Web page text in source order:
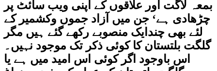
بمعہ لاگت اور علاقوں کے اپنی ویب سائٹ پر
چڑھادی ہے‘ جن میں آزاد جموں وکشمیر کے
لئے بھی چندایک منصوبے رکھے گئے ہیں مگر
گلگت بلتستان کا کوئی ذکر تک موجود نہیں۔
اس باوجود اگر کوئی اس امید میں ہے یا